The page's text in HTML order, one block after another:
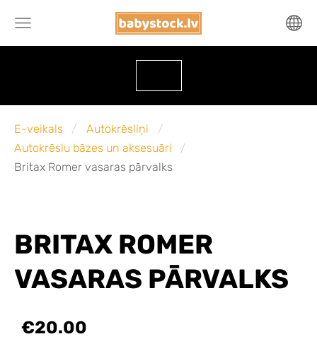
E-veikals
Autokrēsliņi
Autokrēslu bāzes un aksesuāri
Britax Romer vasaras pārvalks
BRITAX ROMER
VASARAS PĀRVALKS
€20.00